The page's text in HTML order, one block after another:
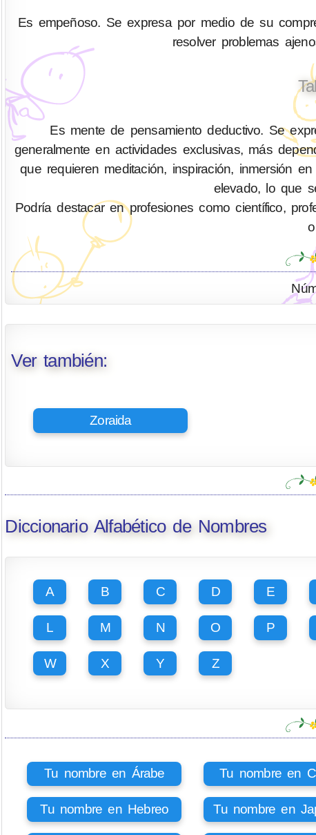
Es empeñoso. Se expresa por medio de su
resolver problemas
Es mente de pensamiento deductivo. Se
generalmente en actividades exclusivas, más
que requieren meditación, inspiración, inmersión
elevado, lo que
Podría destacar en profesiones como científico,
Ver también:
Zoraida
Diccionario Alfabético de Nombres
A B C D E
L M N O P
W X Y Z
Tu nombre en Árabe Tu nombre en
Tu nombre en Hebreo Tu nombre en